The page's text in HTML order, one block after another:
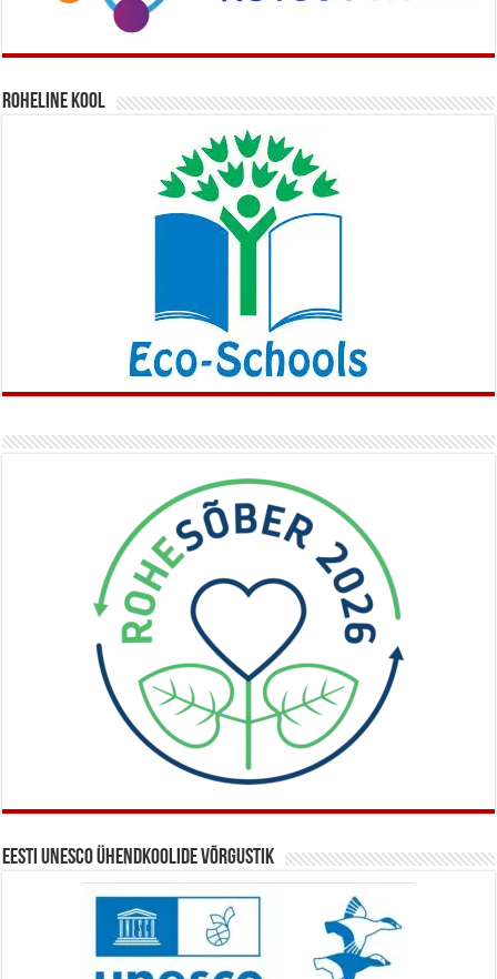
Roheline kool
Eesti UNESCO ühendkoolide võrgustik